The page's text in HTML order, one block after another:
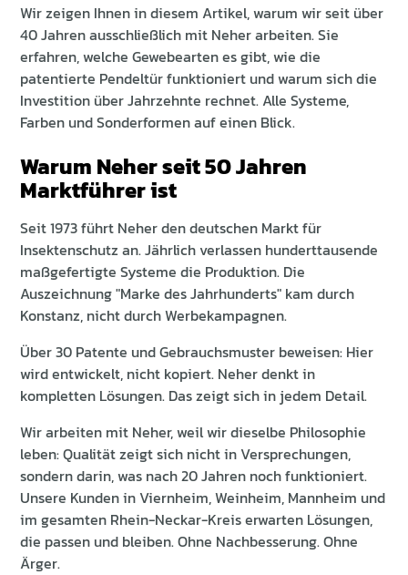
Wir zeigen Ihnen in diesem Artikel, warum wir seit über
40 Jahren ausschließlich mit Neher arbeiten. Sie
erfahren, welche Gewebearten es gibt, wie die
patentierte Pendeltür funktioniert und warum sich die
Investition über Jahrzehnte rechnet. Alle Systeme,
Farben und Sonderformen auf einen Blick.
Warum Neher seit 50 Jahren
Marktführer ist
Seit 1973 führt Neher den deutschen Markt für
Insektenschutz an. Jährlich verlassen hunderttausende
maßgefertigte Systeme die Produktion. Die
Auszeichnung "Marke des Jahrhunderts" kam durch
Konstanz, nicht durch Werbekampagnen.
Über 30 Patente und Gebrauchsmuster beweisen: Hier
wird entwickelt, nicht kopiert. Neher denkt in
kompletten Lösungen. Das zeigt sich in jedem Detail.
Wir arbeiten mit Neher, weil wir dieselbe Philosophie
leben: Qualität zeigt sich nicht in Versprechungen,
sondern darin, was nach 20 Jahren noch funktioniert.
Unsere Kunden in Viernheim, Weinheim, Mannheim und
im gesamten Rhein-Neckar-Kreis erwarten Lösungen,
die passen und bleiben. Ohne Nachbesserung. Ohne
Ärger.